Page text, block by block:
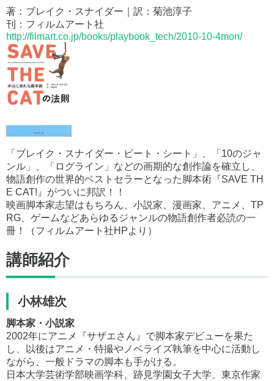
著：ブレイク・スナイダー｜訳：菊池淳子
刊：フィルムアート社
http://filmart.co.jp/books/playbook_tech/2010-10-4mon/
「ブレイク・スナイダー・ビート・シート」、「10のジャ
ンル」、「ログライン」などの画期的な創作論を確立し、
物語創作の世界的ベストセラーとなった脚本術『SAVE TH
E CAT!』がついに邦訳！！
映画脚本家志望はもちろん、小説家、漫画家、アニメ、TP
RG、ゲームなどあらゆるジャンルの物語創作者必読の一
冊！（フィルムアート社HPより）
講師紹介
小林雄次
脚本家・小説家
2002年にアニメ『サザエさん』で脚本家デビューを果た
し、以後はアニメ・特撮やノベライズ執筆を中心に活動し
ながら、一般ドラマの脚本も手がける。
日本大学芸術学部映画学科、跡見学園女子大学、東京作家